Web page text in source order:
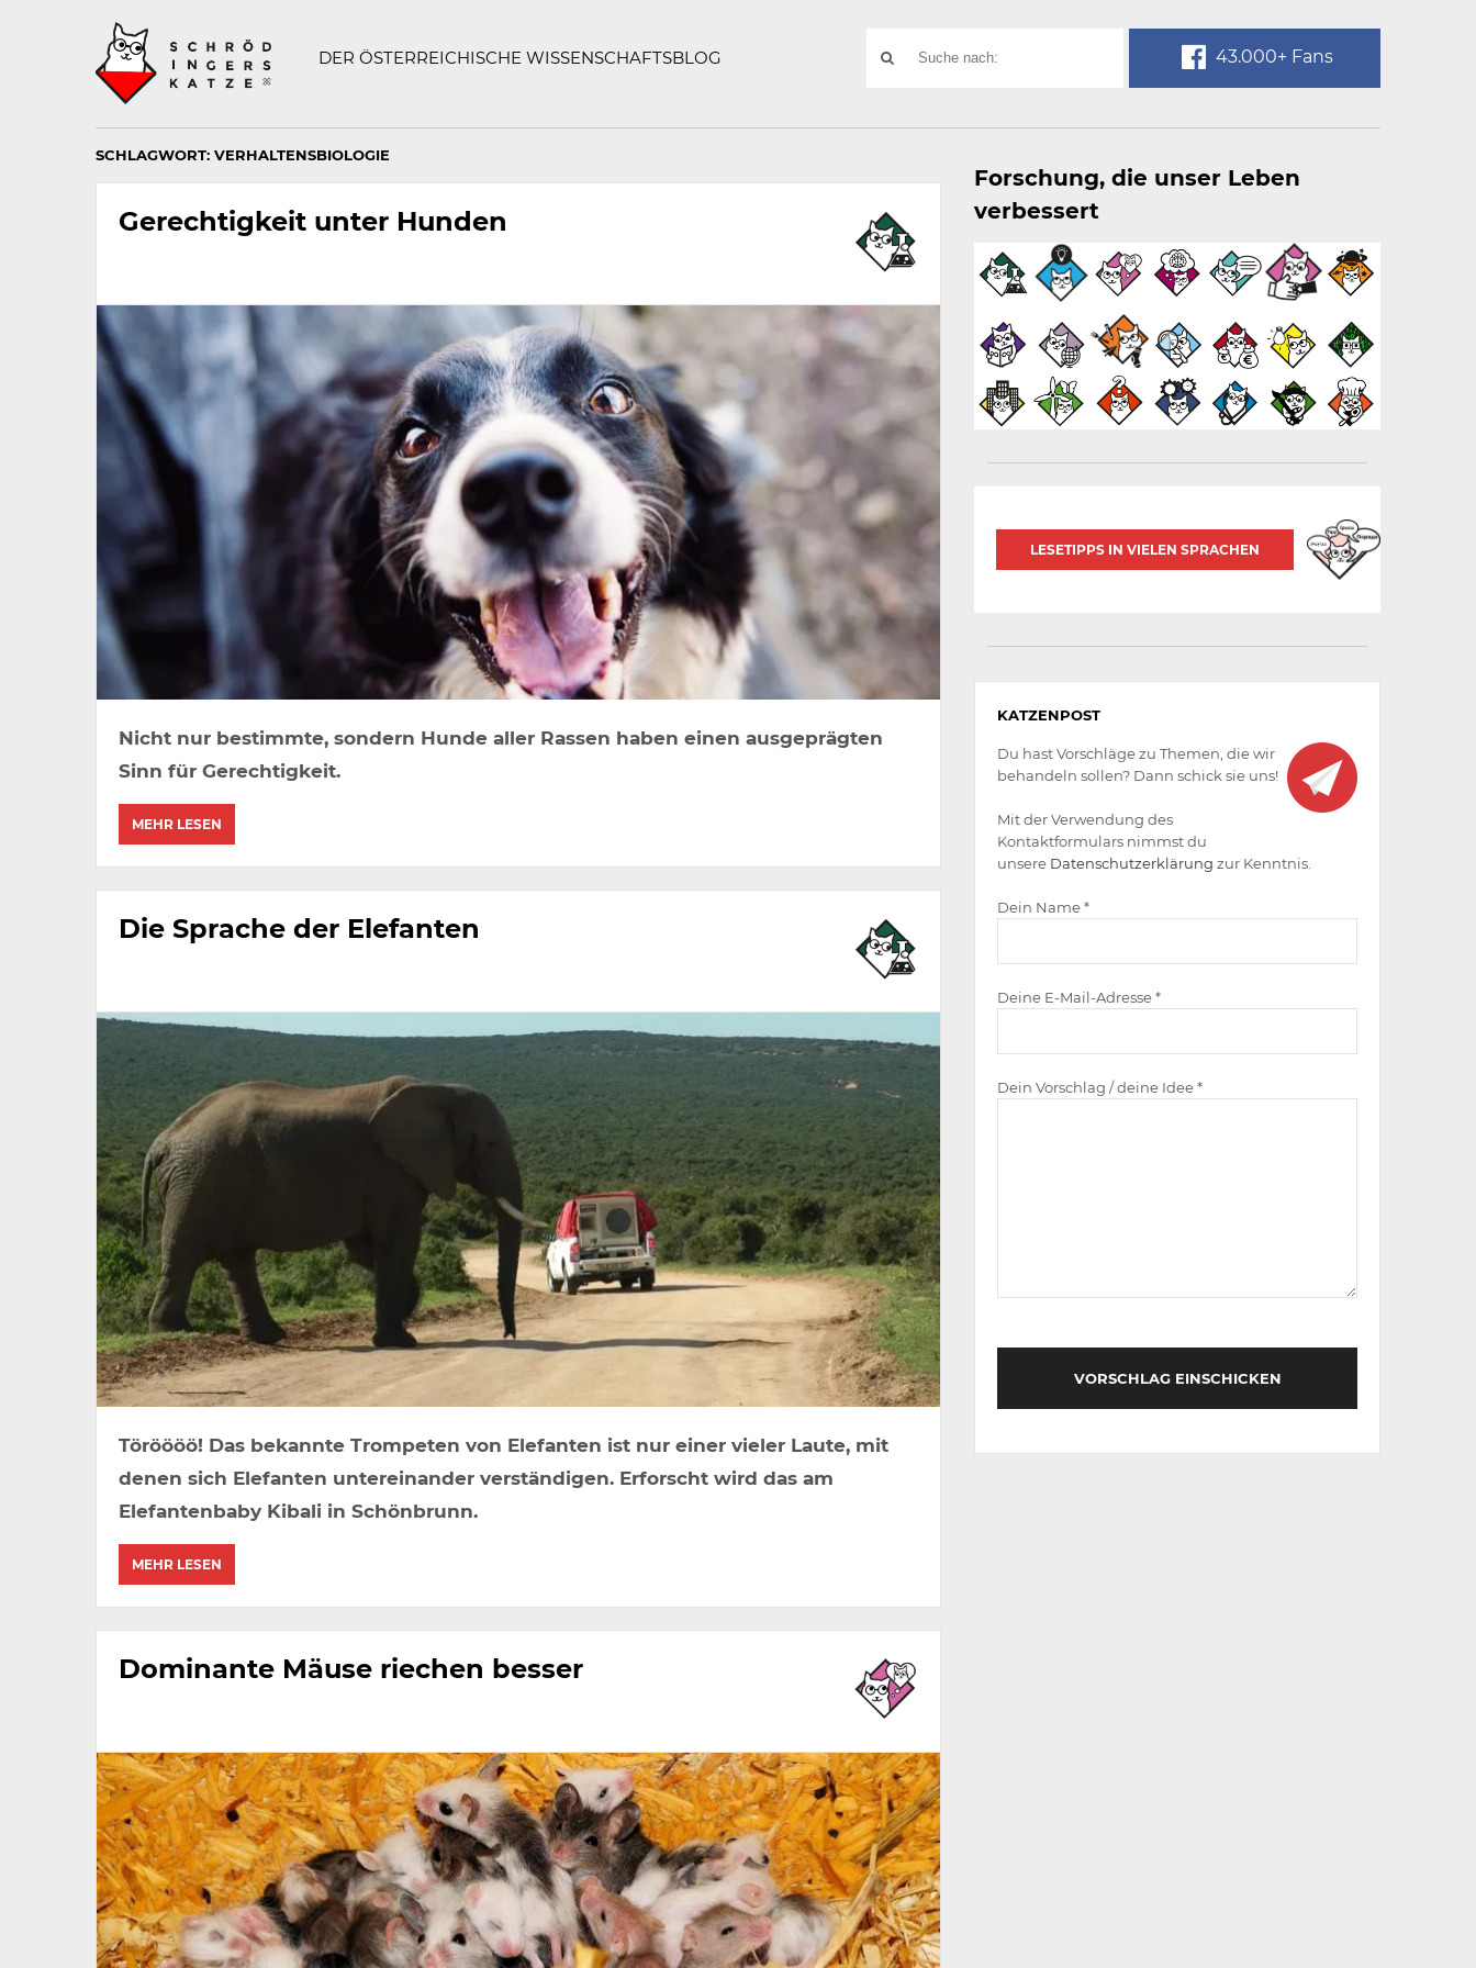
DER ÖSTERREICHISCHE WISSENSCHAFTSBLOG
SUCHE
43.000+ Fans
SCHLAGWORT: VERHALTENSBIOLOGIE
Gerechtigkeit unter Hunden
Nicht nur bestimmte, sondern Hunde aller Rassen haben einen ausgeprägten
Sinn für Gerechtigkeit.
MEHR LESEN
Die Sprache der Elefanten
Töröööö! Das bekannte Trompeten von Elefanten ist nur einer vieler Laute, mit
denen sich Elefanten untereinander verständigen. Erforscht wird das am
Elefantenbaby Kibali in Schönbrunn.
MEHR LESEN
Dominante Mäuse riechen besser
Forschung, die unser Leben
verbessert
LESETIPPS IN VIELEN SPRACHEN
werden
KATZENPOST
Du hast Vorschläge zu Themen, die wir
behandeln sollen? Dann schick sie uns!
Mit der Verwendung des
Kontaktformulars nimmst du
unsere Datenschutzerklärung zur Kenntnis.
Dein Name *
Deine E-Mail-Adresse *
Dein Vorschlag / deine Idee *